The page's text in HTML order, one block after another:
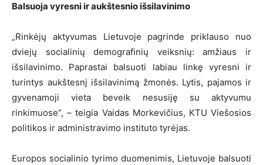
Balsuoja vyresni ir aukštesnio išsilavinimo
„Rinkėjų aktyvumas Lietuvoje pagrinde priklauso nuo
dviejų socialinių demografinių veiksnių: amžiaus ir
išsilavinimo. Paprastai balsuoti labiau linkę vyresni ir
turintys aukštesnį išsilavinimą žmonės. Lytis, pajamos ir
gyvenamoji vieta beveik nesusiję su aktyvumu
rinkimuose“, – teigia Vaidas Morkevičius, KTU Viešosios
politikos ir administravimo instituto tyrėjas.
Europos socialinio tyrimo duomenimis, Lietuvoje balsuoti